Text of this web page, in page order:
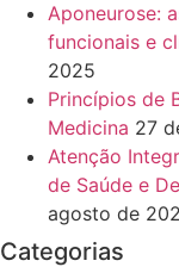
Aponeurose:
funcionais e
2025
Princípios de
Medicina 27
Atenção
de Saúde e
agosto de
Categorias